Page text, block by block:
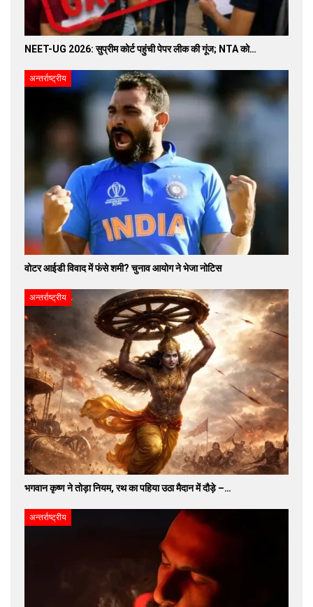
NEET-UG 2026: सुप्रीम कोर्ट पहुंची पेपर लीक की गूंज; NTA को…
अन्तर्राष्ट्रीय
वोटर आईडी विवाद में फंसे शमी? चुनाव आयोग ने भेजा नोटिस
अन्तर्राष्ट्रीय
भगवान कृष्ण ने तोड़ा नियम, रथ का पहिया उठा मैदान में दौड़े –…
अन्तर्राष्ट्रीय